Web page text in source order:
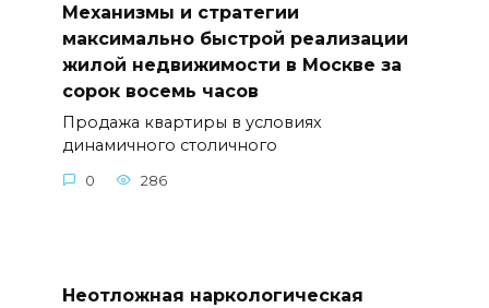
Механизмы и стратегии
максимально быстрой реализации
жилой недвижимости в Москве за
сорок восемь часов
Продажа квартиры в условиях
динамичного столичного
0 286
Неотложная наркологическая